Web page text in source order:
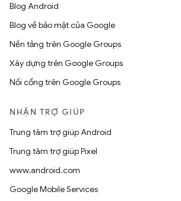
Blog Android
Blog về bảo mật của Google
Nền tảng trên Google Groups
Xây dựng trên Google Groups
Nối cổng trên Google Groups
NHẬN TRỢ GIÚP
Trung tâm trợ giúp Android
Trung tâm trợ giúp Pixel
www.android.com
Google Mobile Services